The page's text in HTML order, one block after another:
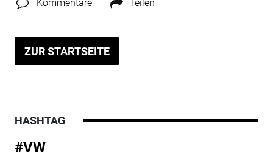
Kommentare Teilen
ZUR STARTSEITE
HASHTAG
#VW